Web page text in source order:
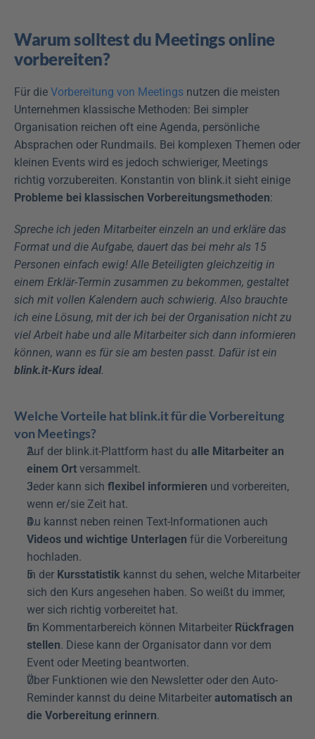
Warum solltest du Meetings online
vorbereiten?
Für die Vorbereitung von Meetings nutzen die meisten
Unternehmen klassische Methoden: Bei simpler
Organisation reichen oft eine Agenda, persönliche
Absprachen oder Rundmails. Bei komplexen Themen oder
kleinen Events wird es jedoch schwieriger, Meetings
Probleme bei klassischen Vorbereitungsmethoden:
Spreche ich jeden Mitarbeiter einzeln an und erkläre das
Format und die Aufgabe, dauert das bei mehr als 15
Personen einfach ewig! Alle Beteiligten gleichzeitig in
einem Erklär-Termin zusammen zu bekommen, gestaltet
sich mit vollen Kalendern auch schwierig. Also brauchte
ich eine Lösung, mit der ich bei der Organisation nicht zu
viel Arbeit habe und alle Mitarbeiter sich dann informieren
blink.it-Kurs ideal.
Welche Vorteile hat blink.it für die Vorbereitung
von Meetings?
Auf der blink.it-Plattform hast du alle Mitarbeiter an
einem Ort versammelt.
Jeder kann sich flexibel informieren und vorbereiten,
wenn er/sie Zeit hat.
Videos und wichtige Unterlagen für die Vorbereitung
hochladen.
In der Kursstatistik kannst du sehen, welche Mitarbeiter
sich den Kurs angesehen haben. So weißt du immer,
wer sich richtig vorbereitet hat.
Im Kommentarbereich können Mitarbeiter Rückfragen
stellen. Diese kann der Organisator dann vor dem
Event oder Meeting beantworten.
Über Funktionen wie den Newsletter oder den Auto-
Reminder kannst du deine Mitarbeiter automatisch an
die Vorbereitung erinnern.